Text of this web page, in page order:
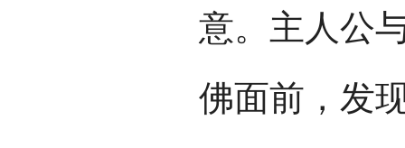
意。主人公
佛面前，发